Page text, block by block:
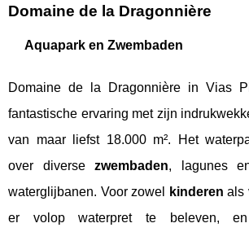
Domaine de la Dragonnière
Aquapark en Zwembaden
Domaine de la Dragonnière in Vias
fantastische ervaring met zijn
van maar liefst 18.000 m². Het
over diversezwembaden, lagunes
waterglijbanen. Voor zowel
kinderen als
er volop waterpret te beleven,